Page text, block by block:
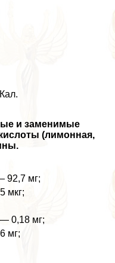
и заменимые
(лимонная,
92,7 мг;
мкг;
— 0,18 мг;
мг;